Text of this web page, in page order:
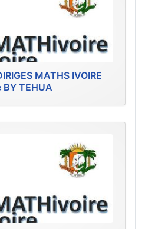
MATHS IVOIRE
BY TEHUA